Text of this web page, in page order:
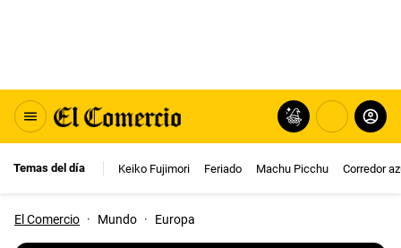
Temas del día Keiko Fujimori Feriado Machu Picchu Corredor
El Comercio · Mundo · Europa